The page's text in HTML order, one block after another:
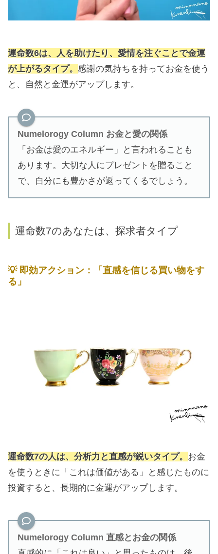
運命数6は、人を助けたり、愛情を注ぐことで金運
が上がるタイプ。 感謝の気持ちを持ってお金を使う
と、自然と金運がアップします。
Numelorogy Column お金と愛の関係
「お金は愛のエネルギー」と言われることも
あります。大切な人にプレゼントを贈ること
で、自分にも豊かさが返ってくるでしょう。
運命数7のあなたは、探求者タイプ
💡 即効アクション：「直感を信じる買い物をす
る」
運命数7の人は、分析力と直感が鋭いタイプ。 お金
を使うときに「これは価値がある」と感じたものに
投資すると、長期的に金運がアップします。
Numelorogy Column 直感とお金の関係